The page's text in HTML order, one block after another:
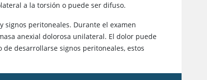
a la torsión o puede ser difuso.
peritoneales. Durante el examen
anexial dolorosa unilateral. El dolor puede
desarrollarse signos peritoneales, estos